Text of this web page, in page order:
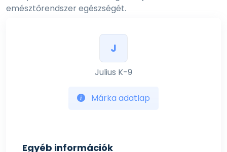
emésztőrendszer egészségét.
– Természetes forrásból
támogathatják az immunrendszert,
varázsolhatják a kutya szőrzetét.
egészségének fenntartásához.
J
Julius K-9
Márka adatlap
Egyéb információk